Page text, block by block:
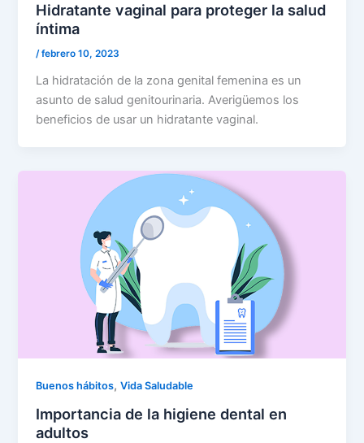
Hidratante vaginal para proteger la salud
íntima
/febrero 10, 2023
La hidratación de la zona genital femenina es un
asunto de salud genitourinaria. Averigüemos los
beneficios de usar un hidratante vaginal.
Buenos hábitos,Vida Saludable
Importancia de la higiene dental en
adultos